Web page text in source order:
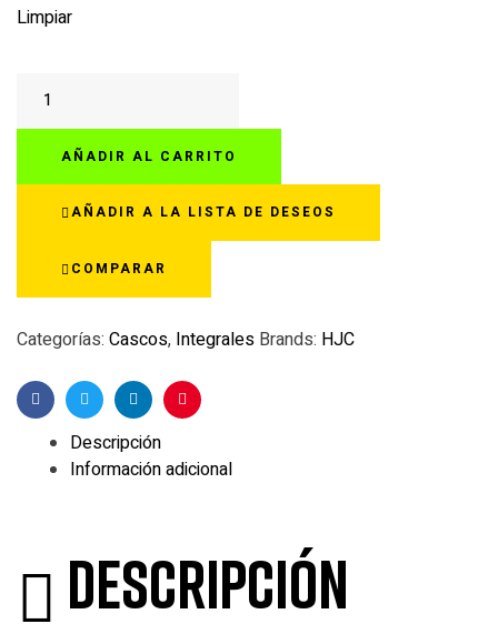
Limpiar
HJC
V60
AZUL/AMARILLO
cantidad
AÑADIR AL CARRITO
AÑADIR A LA LISTA DE DESEOS
COMPARAR
Categorías: Cascos, Integrales Brands: HJC
FacebookTwitterLinkedinPinterest
Descripción
Información adicional
Descripción